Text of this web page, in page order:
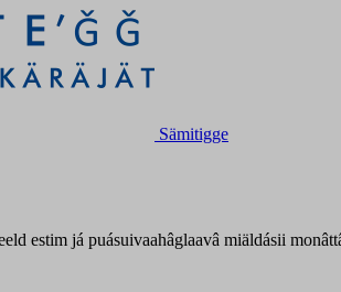
Sämitigge
estim já puásuivaahâglaavâ miäldásii